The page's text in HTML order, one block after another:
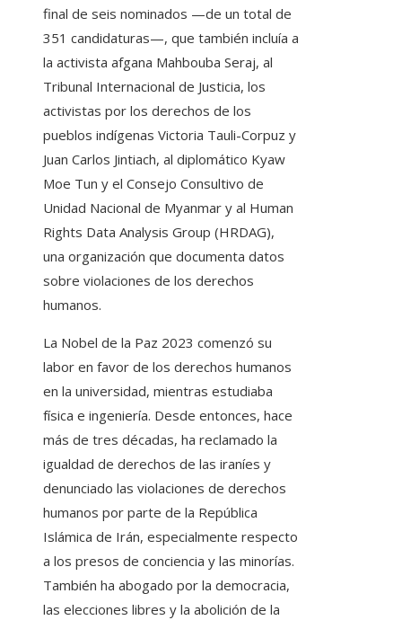
final de seis nominados —de un total de
351 candidaturas—, que también incluía a
la activista afgana Mahbouba Seraj, al
Tribunal Internacional de Justicia, los
activistas por los derechos de los
pueblos indígenas Victoria Tauli-Corpuz y
Juan Carlos Jintiach, al diplomático Kyaw
Moe Tun y el Consejo Consultivo de
Unidad Nacional de Myanmar y al Human
Rights Data Analysis Group (HRDAG),
una organización que documenta datos
sobre violaciones de los derechos
humanos.
La Nobel de la Paz 2023 comenzó su
labor en favor de los derechos humanos
en la universidad, mientras estudiaba
física e ingeniería. Desde entonces, hace
más de tres décadas, ha reclamado la
igualdad de derechos de las iraníes y
denunciado las violaciones de derechos
humanos por parte de la República
Islámica de Irán, especialmente respecto
a los presos de conciencia y las minorías.
También ha abogado por la democracia,
las elecciones libres y la abolición de la